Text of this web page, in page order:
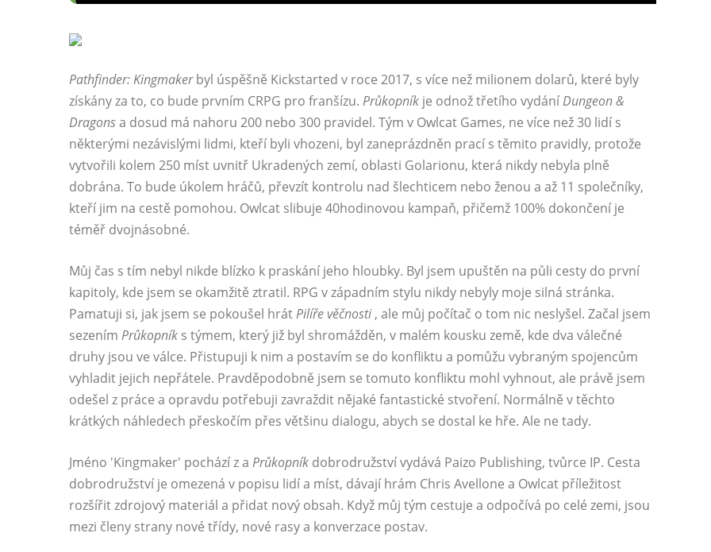
Pathfinder: Kingmakerbyl úspěšně Kickstarted v roce 2017, s více než milionem dolarů, které byly
získány za to, co bude prvním CRPG pro franšízu. Průkopník je odnož třetího vydáníDungeon &
Dragonsa dosud má nahoru 200 nebo 300 pravidel. Tým v Owlcat Games, ne více než 30 lidí s
některými nezávislými lidmi, kteří byli vhozeni, byl zaneprázdněn prací s těmito pravidly, protože
vytvořili kolem 250 míst uvnitř Ukradených zemí, oblasti Golarionu, která nikdy nebyla plně
dobrána. To bude úkolem hráčů, převzít kontrolu nad šlechticem nebo ženou a až 11 společníky,
kteří jim na cestě pomohou. Owlcat slibuje 40hodinovou kampaň, přičemž 100% dokončení je
téměř dvojnásobné.
Můj čas s tím nebyl nikde blízko k praskání jeho hloubky. Byl jsem upuštěn na půli cesty do první
kapitoly, kde jsem se okamžitě ztratil. RPG v západním stylu nikdy nebyly moje silná stránka.
Pamatuji si, jak jsem se pokoušel hrátPilíře věčnosti , ale můj počítač o tom nic neslyšel. Začal jsem
sezením Průkopník s týmem, který již byl shromážděn, v malém kousku země, kde dva válečné
druhy jsou ve válce. Přistupuji k nim a postavím se do konfliktu a pomůžu vybraným spojencům
vyhladit jejich nepřátele. Pravděpodobně jsem se tomuto konfliktu mohl vyhnout, ale právě jsem
odešel z práce a opravdu potřebuji zavraždit nějaké fantastické stvoření. Normálně v těchto
krátkých náhledech přeskočím přes většinu dialogu, abych se dostal ke hře. Ale ne tady.
Jméno 'Kingmaker' pochází z a Průkopník dobrodružství vydává Paizo Publishing, tvůrce IP. Cesta
dobrodružství je omezená v popisu lidí a míst, dávají hrám Chris Avellone a Owlcat příležitost
rozšířit zdrojový materiál a přidat nový obsah. Když můj tým cestuje a odpočívá po celé zemi, jsou
mezi členy strany nové třídy, nové rasy a konverzace postav.